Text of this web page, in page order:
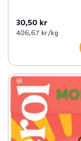
30,50 kr
406,67 kr /kg